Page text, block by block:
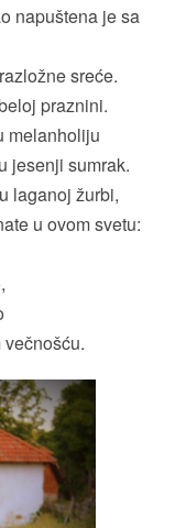
napuštena je sa
sreće.
praznini.
melanholiju
jesenji sumrak.
laganoj žurbi,
u ovom svetu: